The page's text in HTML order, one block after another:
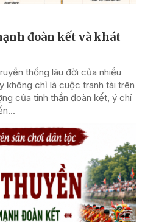
đoàn kết và khát
thống lâu đời của nhiều
không chỉ là cuộc tranh tài trên
của tinh thần đoàn kết, ý chí